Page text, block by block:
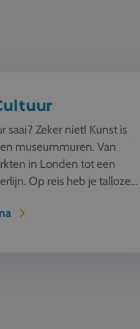
saai? Zeker niet! Kunst is
museummuren. Van
in Londen tot een
Op reis heb je talloze